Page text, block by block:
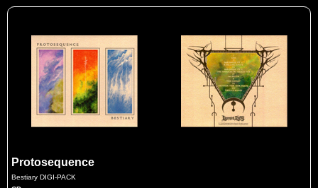
Protosequence
Bestiary DIGI-PACK